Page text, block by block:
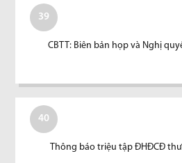
39
CBTT: Biên bản họp và Nghị
40
Thông báo triệu tập ĐHĐCĐ